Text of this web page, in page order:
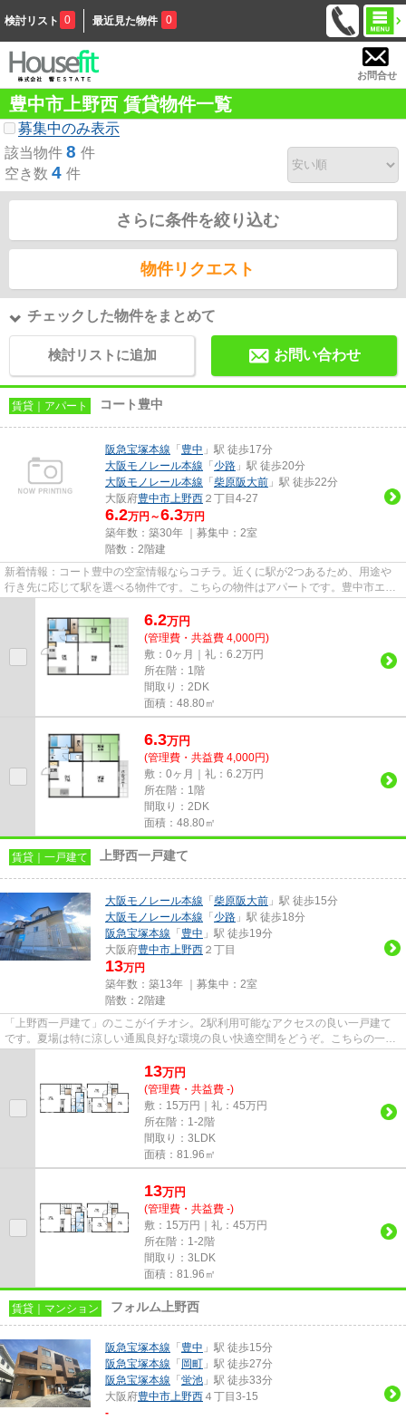
検討リスト 0 最近見た物件 0
お問合せ
豊中市上野西 賃貸物件一覧
募集中のみ表示
該当物件 8 件
空き数 4 件
さらに条件を絞り込む
物件リクエスト
チェックした物件をまとめて
検討リストに追加 お問い合わせ
賃貸｜アパート コート豊中
阪急宝塚本線 「 豊中 」駅 徒歩17分
大阪モノレール本線 「 少路 」駅 徒歩20分
大阪モノレール本線 「 柴原阪大前 」駅 徒歩22分
大阪府豊中市上野西 ２丁目4-27
6.2万円～6.3万円
築年数：築30年 ｜募集中： 2室
階数：2階建
新着情報：コート豊中の空室情報ならコチラ。近くに駅が2つあるため、用途や
行き先に応じて駅を選べる物件です。こちらの物件はアパートです。豊中市エリ
6.2万円
(管理費・共益費 4,000円)
敷：0ヶ月｜礼：6.2万円
所在階：1階
間取り：2DK
面積：48.80㎡
6.3万円
(管理費・共益費 4,000円)
敷：0ヶ月｜礼：6.2万円
所在階：1階
間取り：2DK
面積：48.80㎡
賃貸｜一戸建て 上野西一戸建て
大阪モノレール本線 「 柴原阪大前 」駅 徒歩15分
大阪モノレール本線 「 少路 」駅 徒歩18分
阪急宝塚本線 「 豊中 」駅 徒歩19分
大阪府豊中市上野西 ２丁目
13万円
築年数：築13年 ｜募集中： 2室
階数：2階建
「上野西一戸建て」のここがイチオシ。2駅利用可能なアクセスの良い一戸建て
です。夏場は特に涼しい通風良好な環境の良い快適空間をどうぞ。こちらの一戸
13万円
(管理費・共益費 -)
敷：15万円｜礼：45万円
所在階：1-2階
間取り：3LDK
面積：81.96㎡
13万円
(管理費・共益費 -)
敷：15万円｜礼：45万円
所在階：1-2階
間取り：3LDK
面積：81.96㎡
賃貸｜マンション フォルム上野西
阪急宝塚本線 「 豊中 」駅 徒歩15分
阪急宝塚本線 「 岡町 」駅 徒歩27分
阪急宝塚本線 「 蛍池 」駅 徒歩33分
大阪府豊中市上野西 ４丁目3-15
-